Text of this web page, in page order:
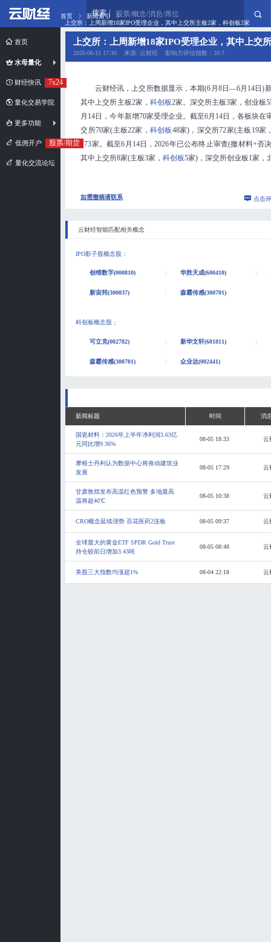
首页
水母量化
财经快讯 7x24
量化交易学院
更多功能
低佣开户 股票/期货
量化交流论坛
首页
新闻索引
上交所：上周新增18家IPO受理企业，其中上交所主板2家，科创板2家
搜索 股票/概念/消息/席位
上交所：上周新增18家IPO受理企业，其中上交
2026-06-15 17:30 来源: 云财经 影响力评估指数：20.7
云财经讯，上交所数据显示，本期(6月8日—6月14日)
其中上交所主板2家， 科创板2家。深交所主板3家，创业板
月14日，今年新增70家受理企业。截至6月14日，各板块在
交所70家(主板22家， 科创板48家)，深交所72家(主板19家
173家。截至6月14日，2026年已公布终止审查(撤材料+否
其中上交所8家(主板3家，科创板5家)，深交所创业板1家，
如需撤稿请联系 点击
云财经智能匹配相关概念
IPO影子股概念股：
创维数字(000810) 华胜天成(600410)
新宙邦(300037) 森霸传感(300701)
科创板概念股：
可立克(002782) 新华文轩(601811)
森霸传感(300701) 众业达(002441)
新闻标题 时间 消
国瓷材料：2026年上半年净利润3.63亿
元同比增9.36%
08-05 18:33 云
摩根士丹利认为数据中心将推动建筑业
发展
08-05 17:29 云
甘肃敦煌发布高温红色预警 多地最高
温将超40℃
08-05 10:38 云
CRO概念延续强势 百花医药2连板 08-05 09:37 云
全球最大的黄金ETF SPDR Gold Trust
持仓较前日增加3.43吨
08-05 08:48 云
美股三大指数均涨超1% 08-04 22:18 云